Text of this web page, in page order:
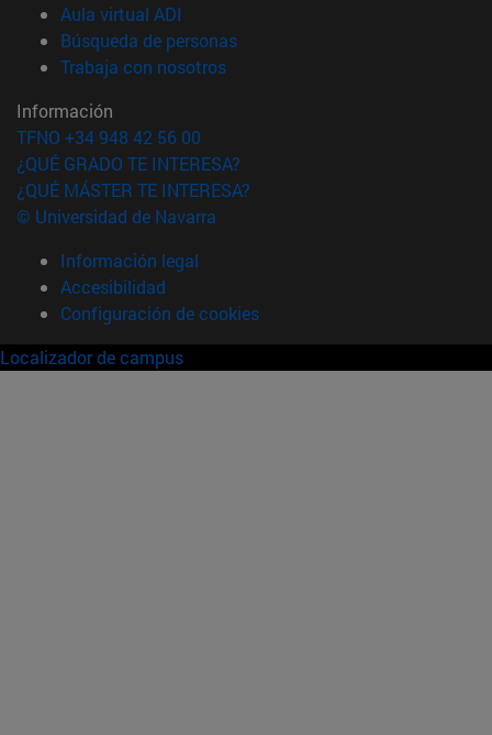
Aula virtual ADI
Búsqueda de personas(abre en nueva ventana)
Trabaja con nosotros(abre en nueva ventana)
Información
TFNO +34 948 42 56 00
¿QUÉ GRADO TE INTERESA?
¿QUÉ MÁSTER TE INTERESA?
© Universidad de Navarra
Información legal
Accesibilidad
Configuración de cookies
Localizador de campus